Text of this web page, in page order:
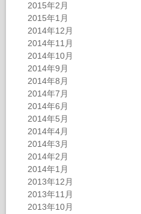
2015年2月
2015年1月
2014年12月
2014年11月
2014年10月
2014年9月
2014年8月
2014年7月
2014年6月
2014年5月
2014年4月
2014年3月
2014年2月
2014年1月
2013年12月
2013年11月
2013年10月